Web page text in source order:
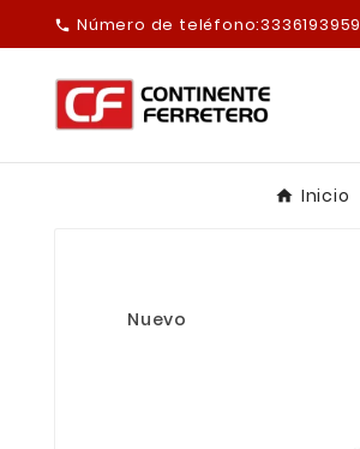
 Número de teléfono:3336193959
Inicio
Nuevo